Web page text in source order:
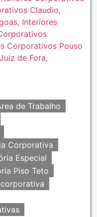
de Trabalho
Corporativa
Especial
Piso Teto